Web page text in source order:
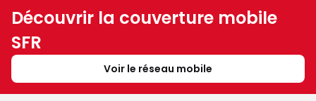
Découvrir la couverture mobile
SFR
Voir le réseau mobile